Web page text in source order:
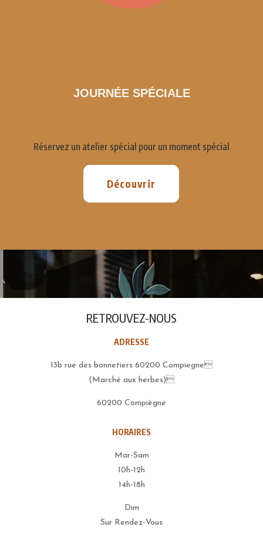
JOURNÉE SPÉCIALE
Réservez un atelier spécial pour un moment spécial
Découvrir
RETROUVEZ-NOUS
ADRESSE
13b rue des bonnetiers 60200 Compiegne
(Marché aux herbes)
60200 Compiègne
HORAIRES
Mar-Sam
10h-12h
14h-18h
Dim
Sur Rendez-Vous